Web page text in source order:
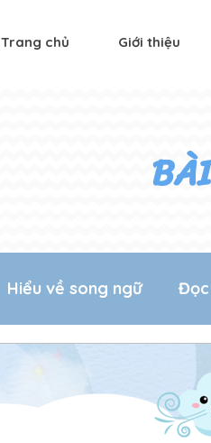
Trang chủ Giới thiệu
Hiểu về song ngữ Đọc
Thực hành song ngữ